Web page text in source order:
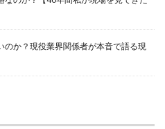
のか？現役業界関係者が本音で語る現